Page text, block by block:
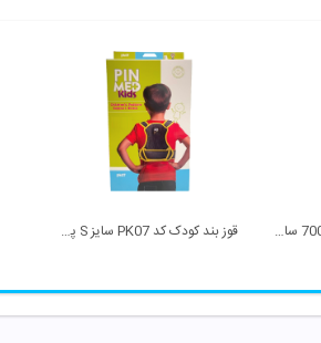
قوز بند بلند نئوپرنی کد 7007 سایز M پین مد قوز بند کودک کد PK07 سایز S پین مد